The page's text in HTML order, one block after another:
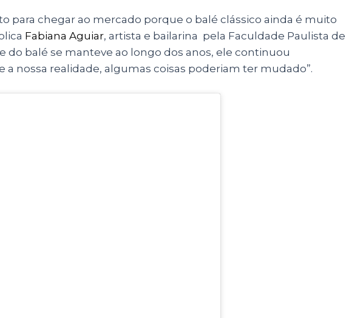
para chegar ao mercado porque o balé clássico ainda é muito
Fabiana Aguiar, artista e bailarina pela Faculdade Paulista de
do balé se manteve ao longo dos anos, ele continuou
a nossa realidade, algumas coisas poderiam ter mudado”.